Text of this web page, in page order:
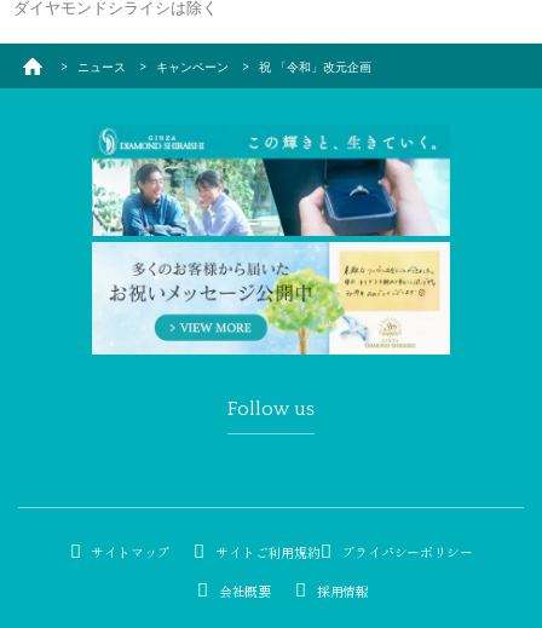
ダイヤモンドシライシは除く
ニュース キャンペーン 祝 「令和」改元企画
Follow us
サイトマップ サイトご利用規約 プライバシーポリシー
会社概要 採用情報